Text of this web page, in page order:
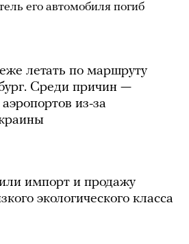
его автомобиля погиб
летать по маршруту
Среди причин —
из-за
импорт и продажу
экологического класса